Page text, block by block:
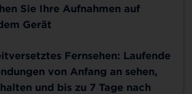
Sie Ihre Aufnahmen auf
Gerät
Fernsehen: Laufende
von Anfang an sehen,
und bis zu 7 Tage nach